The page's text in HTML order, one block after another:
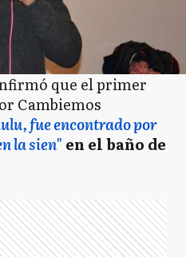
que el primer
Cambiemos
fue encontrado por
la sien" en el baño de